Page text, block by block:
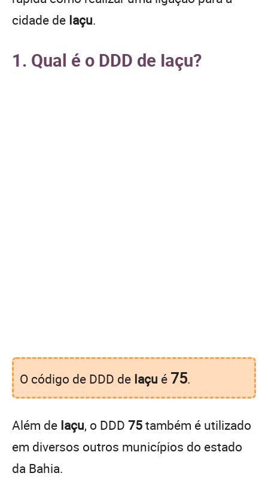
cidade de Iaçu.
1. Qual é o DDD de Iaçu?
O código de DDD de Iaçu é 75.
Além de Iaçu, o DDD 75também é utilizado
em diversos outros municípios do estado
da Bahia.